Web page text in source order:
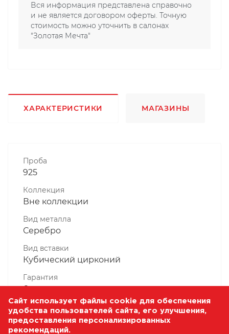
Вся информация представлена справочно
и не является договором оферты. Точную
стоимость можно уточнить в салонах
"Золотая Мечта"
ХАРАКТЕРИСТИКИ МАГАЗИНЫ
Проба
925
Коллекция
Вне коллекции
Вид металла
Серебро
Вид вставки
Кубический цирконий
Гарантия
6 месяцев
Комплектность, шт
1 Штука
Сайт использует файлы cookie для обеспечения
удобства пользователей сайта, его улучшения,
предоставления персонализированных
рекомендаций.